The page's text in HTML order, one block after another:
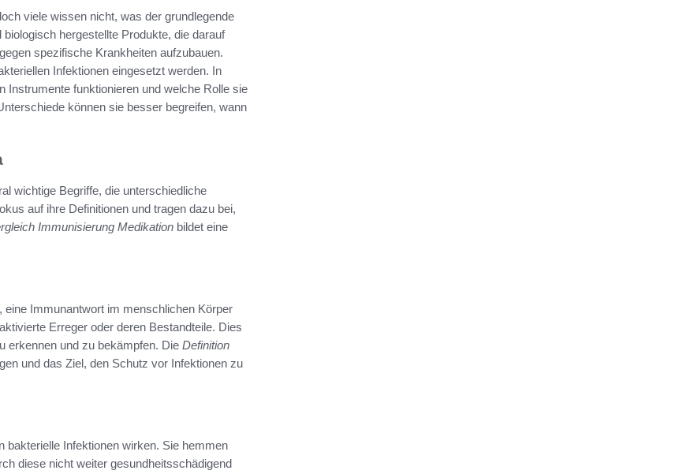
viele wissen nicht, was der grundlegende
hergestellte Produkte, die darauf
spezifische Krankheiten aufzubauen.
Infektionen eingesetzt werden. In
Instrumente funktionieren und welche Rolle sie
können sie besser begreifen, wann
wichtige Begriffe, die unterschiedliche
auf ihre Definitionen und tragen dazu bei,
Immunisierung Medikation bildet eine
Immunantwort im menschlichen Körper
Erreger oder deren Bestandteile. Dies
erkennen und zu bekämpfen. Die Definition
und das Ziel, den Schutz vor Infektionen zu
bakterielle Infektionen wirken. Sie hemmen
diese nicht weiter gesundheitsschädigend